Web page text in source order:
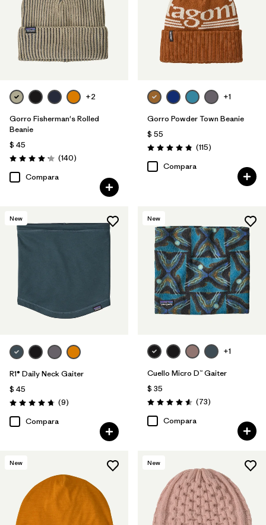
+2
Gorro Fisherman's Rolled
Beanie
$ 45
Valoración: 4.1 / 5
(140Comentarios
)
Compara
+1
Gorro Powder Town Beanie
$ 55
Valoración: 4.9 / 5
(115Comentarios
)
Compara
New
R1® Daily Neck Gaiter
$ 45
Valoración: 4.8 / 5
(9Comentarios
)
Compara
New
+1
Cuello Micro D™ Gaiter
$ 35
Valoración: 4.6 / 5
(73Comentarios
)
Compara
New New